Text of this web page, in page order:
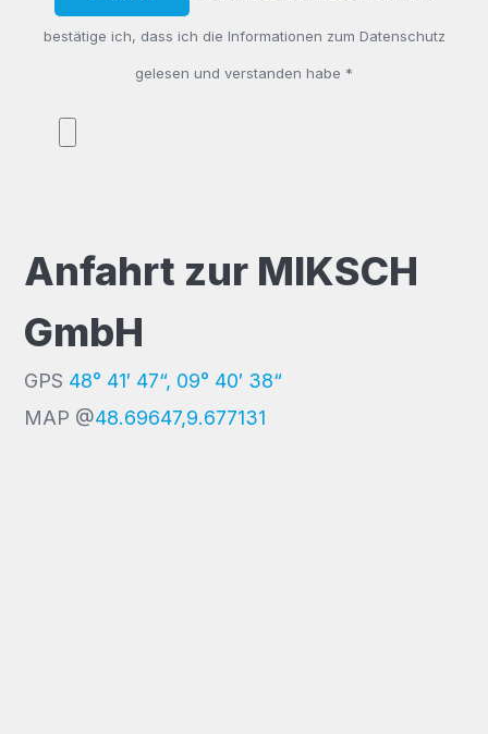
bestätige ich, dass ich die Informationen zum Datenschutz
gelesen und verstanden habe *
Anfahrt zur MIKSCH
GmbH
GPS 48° 41′ 47“, 09° 40′ 38“
MAP @48.69647,9.677131